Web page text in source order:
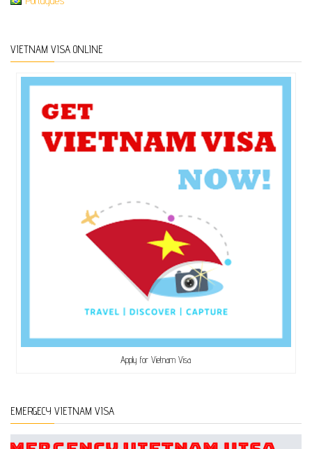
VIETNAM VISA ONLINE
Apply for Vietnam Visa
EMERGECY VIETNAM VISA